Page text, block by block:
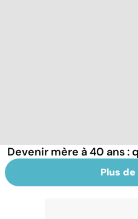
Devenir mère à 40 ans :
Plus